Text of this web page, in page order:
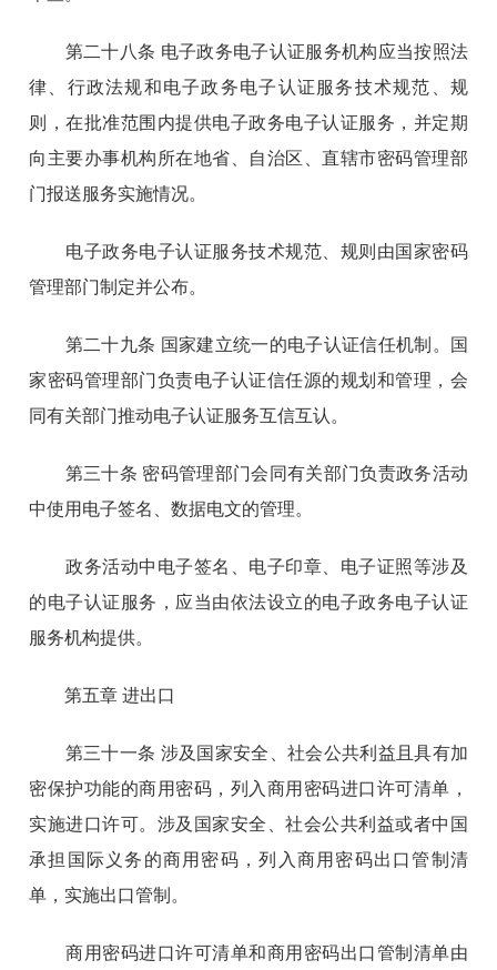
第二十八条 电子政务电子认证服务机构应当按照法
律、行政法规和电子政务电子认证服务技术规范、规
则，在批准范围内提供电子政务电子认证服务，并定期
向主要办事机构所在地省、自治区、直辖市密码管理部
门报送服务实施情况。
电子政务电子认证服务技术规范、规则由国家密码
管理部门制定并公布。
第二十九条 国家建立统一的电子认证信任机制。国
家密码管理部门负责电子认证信任源的规划和管理，会
同有关部门推动电子认证服务互信互认。
第三十条 密码管理部门会同有关部门负责政务活动
中使用电子签名、数据电文的管理。
政务活动中电子签名、电子印章、电子证照等涉及
的电子认证服务，应当由依法设立的电子政务电子认证
服务机构提供。
第五章 进出口
第三十一条 涉及国家安全、社会公共利益且具有加
密保护功能的商用密码，列入商用密码进口许可清单，
实施进口许可。涉及国家安全、社会公共利益或者中国
承担国际义务的商用密码，列入商用密码出口管制清
单，实施出口管制。
商用密码进口许可清单和商用密码出口管制清单由